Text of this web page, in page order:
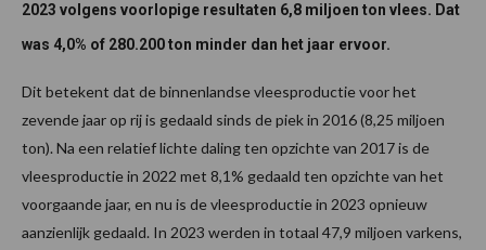
2023 volgens voorlopige resultaten 6,8 miljoen ton vlees. Dat
was 4,0% of 280.200 ton minder dan het jaar ervoor.
Dit betekent dat de binnenlandse vleesproductie voor het
zevende jaar op rij is gedaald sinds de piek in 2016 (8,25 miljoen
ton). Na een relatief lichte daling ten opzichte van 2017 is de
vleesproductie in 2022 met 8,1% gedaald ten opzichte van het
voorgaande jaar, en nu is de vleesproductie in 2023 opnieuw
aanzienlijk gedaald. In 2023 werden in totaal 47,9 miljoen varkens,